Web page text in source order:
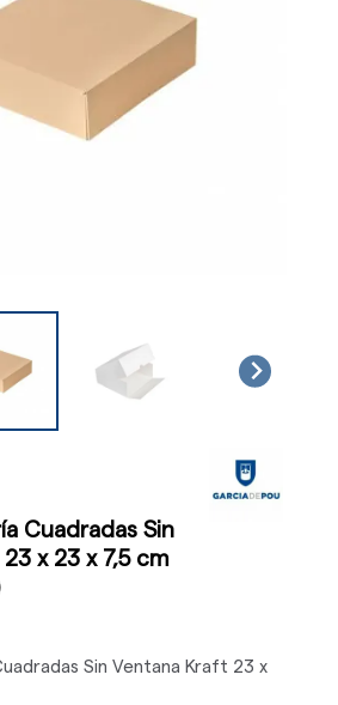
Cuadradas Sin
x 23 x 7,5 cm
Sin Ventana Kraft 23 x